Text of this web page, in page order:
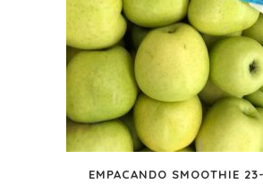
EMPACANDO SMOOTHIE